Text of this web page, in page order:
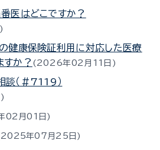
医はどこですか？
健康保険証利用に対応した医療
すか？
2026年02月11日
談（＃7119）
02月01日
2025年07月25日